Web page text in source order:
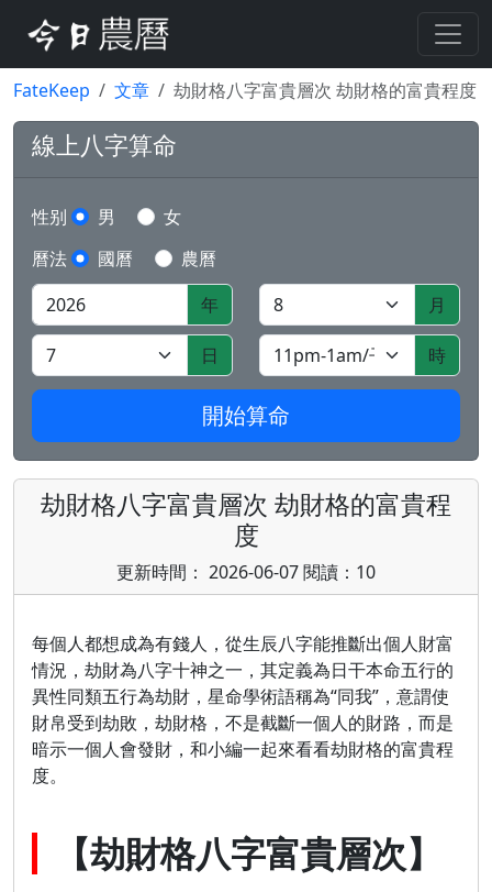
FateKeep 文章 劫財格八字富貴層次 劫財格的富貴程度
線上八字算命
性别 男
女
曆法
國曆
農曆
年
月
日 時
開始算命
劫財格八字富貴層次 劫財格的富貴程
度
更新時間： 2026-06-07 閱讀：10
每個人都想成為有錢人，從生辰八字能推斷出個人財富
情況，劫財為八字十神之一，其定義為日干本命五行的
異性同類五行為劫財，星命學術語稱為“同我”，意謂使
財帛受到劫敗，劫財格，不是截斷一個人的財路，而是
暗示一個人會發財，和小編一起來看看劫財格的富貴程
度。
【劫財格八字富貴層次】